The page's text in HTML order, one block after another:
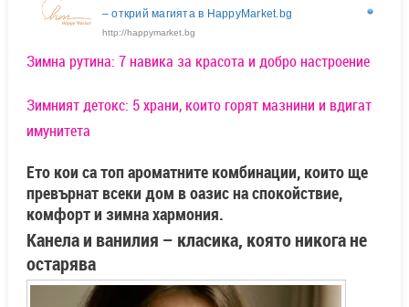
– открий магията в HappyMarket.bg
http://happymarket.bg
Зимна рутина: 7 навика за красота и добро настроение
Зимният детокс: 5 храни, които горят мазнини и вдигат
имунитета
Ето кои са топ ароматните комбинации, които ще
превърнат всеки дом в оазис на спокойствие,
комфорт и зимна хармония.
Канела и ванилия – класика, която никога не
остарява